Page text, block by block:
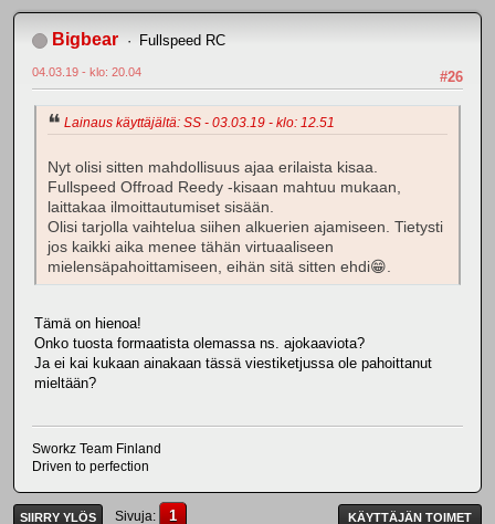
Bigbear Fullspeed RC
#26
04.03.19 - klo: 20.04
Lainaus käyttäjältä: SS - 03.03.19 - klo: 12.51
Nyt olisi sitten mahdollisuus ajaa erilaista kisaa.
Fullspeed Offroad Reedy -kisaan mahtuu mukaan,
laittakaa ilmoittautumiset sisään.
Olisi tarjolla vaihtelua siihen alkuerien ajamiseen. Tietysti
jos kaikki aika menee tähän virtuaaliseen
mielensäpahoittamiseen, eihän sitä sitten ehdi😁.
Tämä on hienoa!
Onko tuosta formaatista olemassa ns. ajokaaviota?
Ja ei kai kukaan ainakaan tässä viestiketjussa ole pahoittanut
mieltään?
Sworkz Team Finland
Driven to perfection
SIIRRY YLÖS Sivuja 1 KÄYTTÄJÄN TOIMET